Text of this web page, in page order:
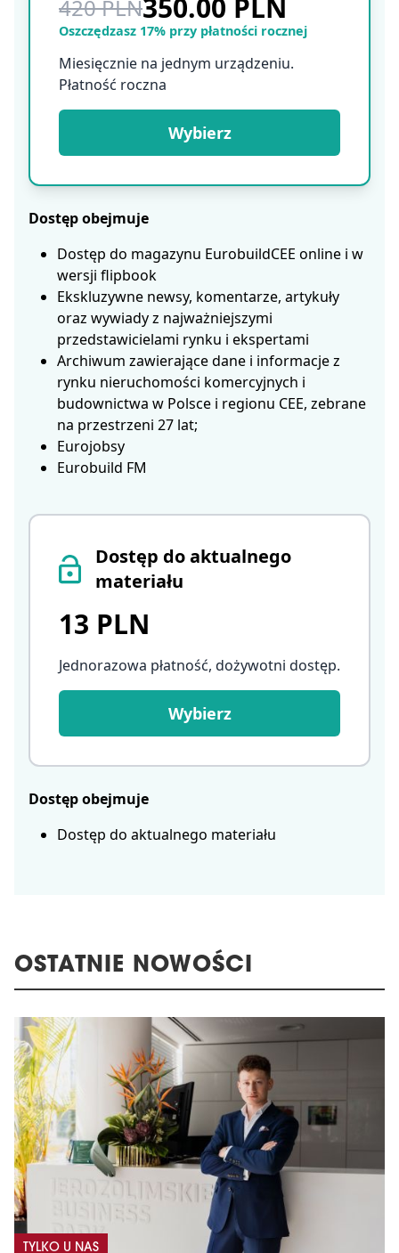
Dostęp do aktualnego
materiału
13 PLN
Jednorazowa płatność, dożywotni dostęp.
Wybierz
Dostęp obejmuje
Dostęp do aktualnego materiału
420 PLN350.00 PLN
Oszczędzasz 17% przy płatności rocznej
Miesięcznie na jednym urządzeniu.
Płatność roczna
Wybierz
Dostęp obejmuje
Dostęp do magazynu EurobuildCEE online i w
wersji flipbook
Ekskluzywne newsy, komentarze, artykuły
oraz wywiady z najważniejszymi
przedstawicielami rynku i ekspertami
Archiwum zawierające dane i informacje z
rynku nieruchomości komercyjnych i
budownictwa w Polsce i regionu CEE, zebrane
na przestrzeni 27 lat;
Eurojobsy
Eurobuild FM
OSTATNIE NOWOŚCI
TYLKO U NAS